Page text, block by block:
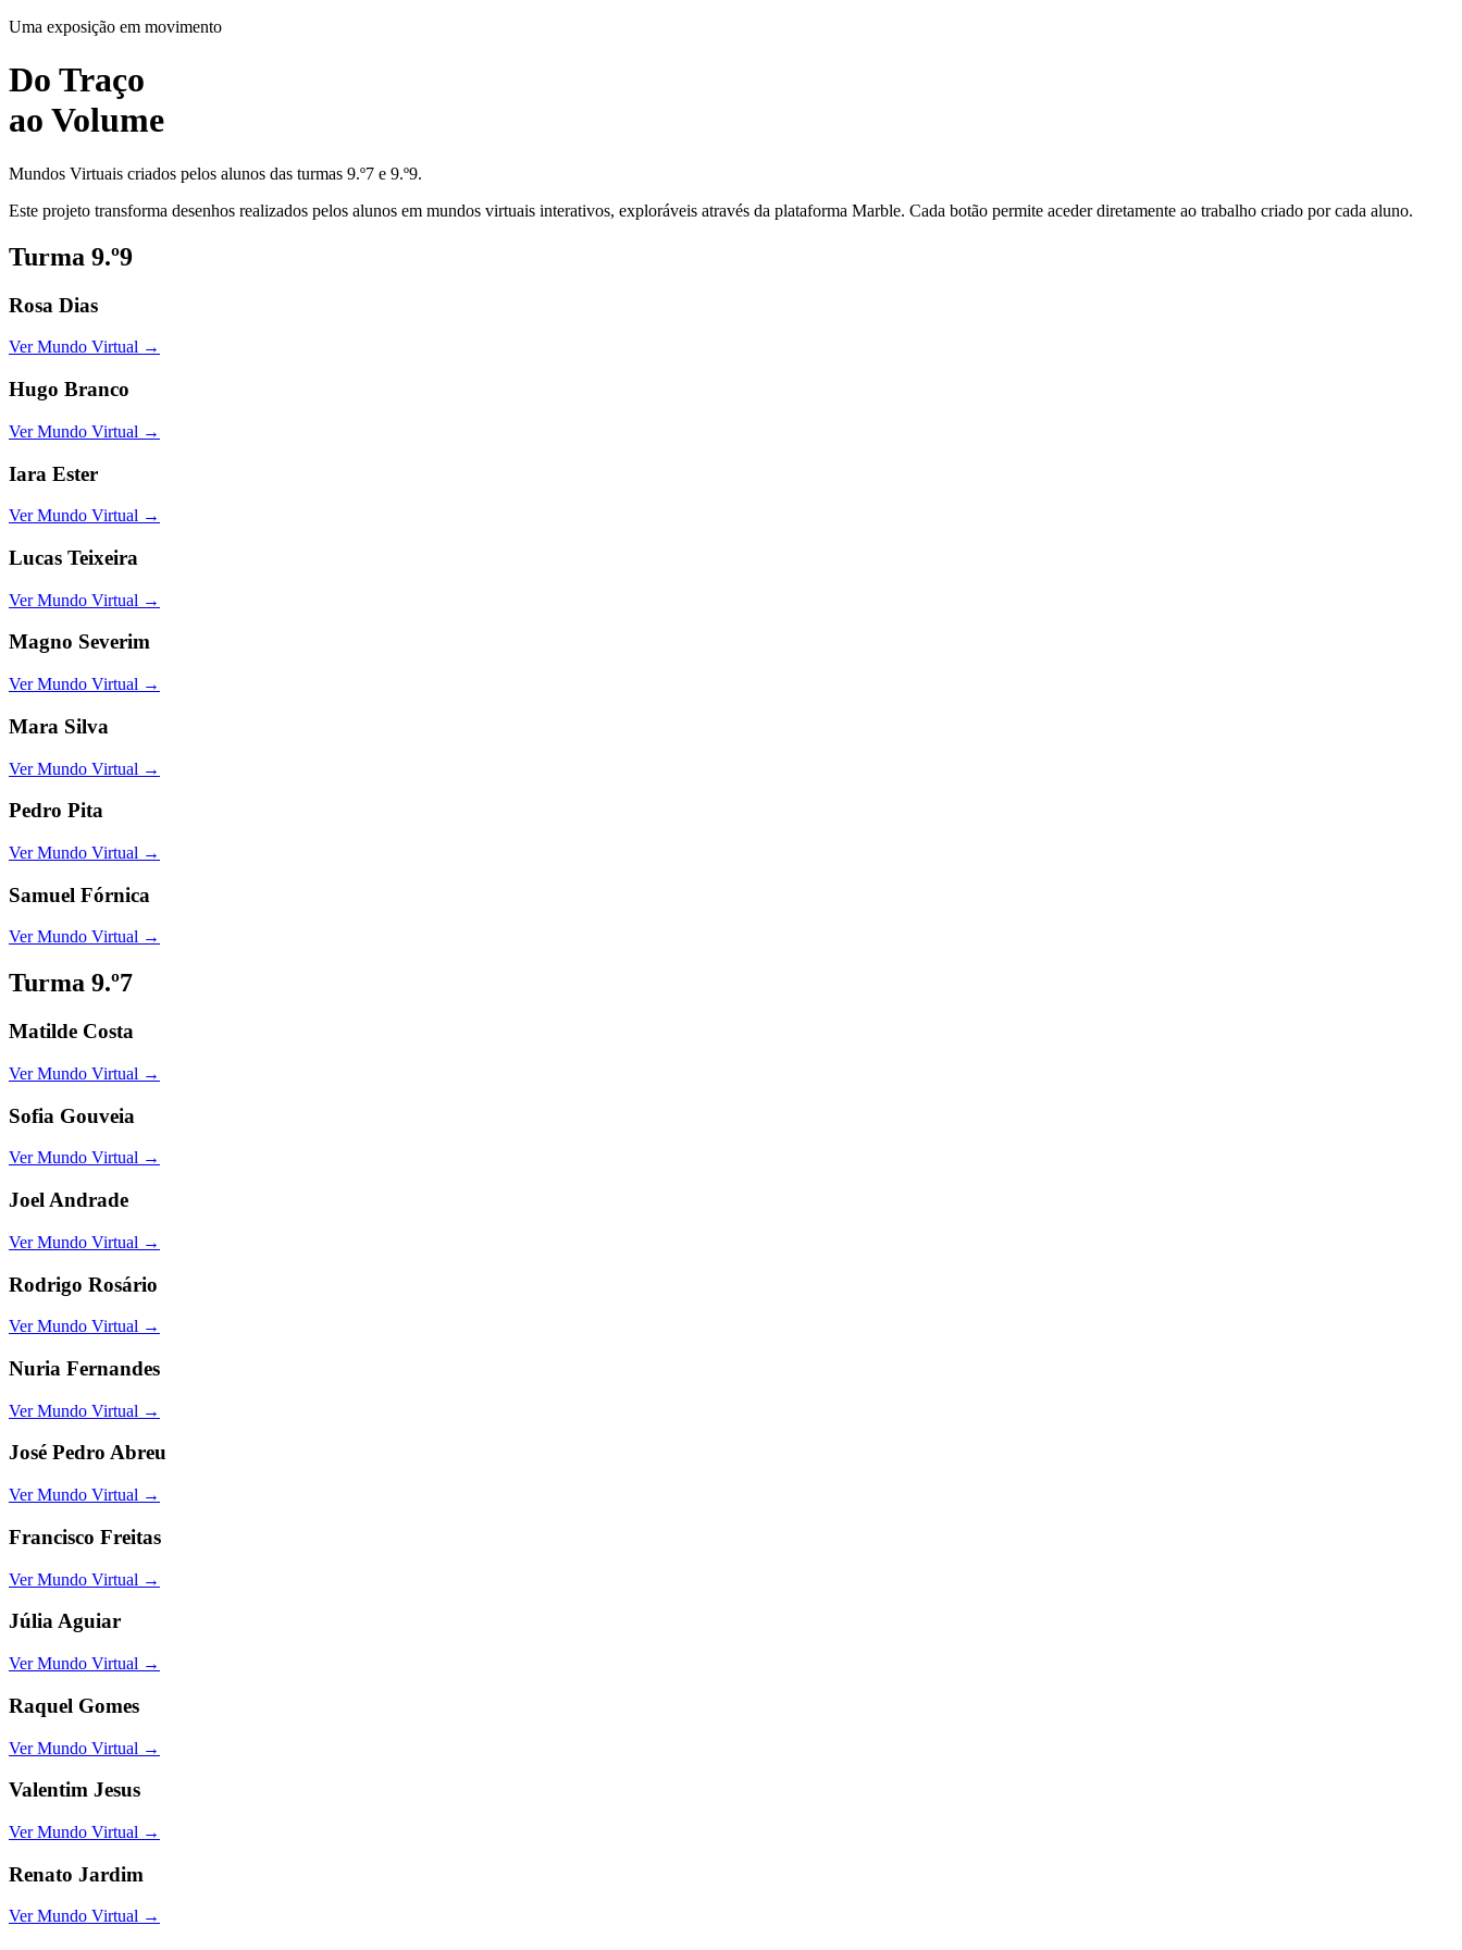
Uma exposição em movimento
Do Traço
ao Volume
Mundos Virtuais criados pelos alunos das turmas 9.º7 e 9.º9.
Este projeto transforma desenhos realizados pelos alunos em mundos virtuais interativos, exploráveis através da plataforma Marble. Cada botão permite aceder diretamente ao trabalho criado por cada aluno.
Turma 9.º9
Rosa Dias
Ver Mundo Virtual →
Hugo Branco
Ver Mundo Virtual →
Iara Ester
Ver Mundo Virtual →
Lucas Teixeira
Ver Mundo Virtual →
Magno Severim
Ver Mundo Virtual →
Mara Silva
Ver Mundo Virtual →
Pedro Pita
Ver Mundo Virtual →
Samuel Fórnica
Ver Mundo Virtual →
Turma 9.º7
Matilde Costa
Ver Mundo Virtual →
Sofia Gouveia
Ver Mundo Virtual →
Joel Andrade
Ver Mundo Virtual →
Rodrigo Rosário
Ver Mundo Virtual →
Nuria Fernandes
Ver Mundo Virtual →
José Pedro Abreu
Ver Mundo Virtual →
Francisco Freitas
Ver Mundo Virtual →
Júlia Aguiar
Ver Mundo Virtual →
Raquel Gomes
Ver Mundo Virtual →
Valentim Jesus
Ver Mundo Virtual →
Renato Jardim
Ver Mundo Virtual →